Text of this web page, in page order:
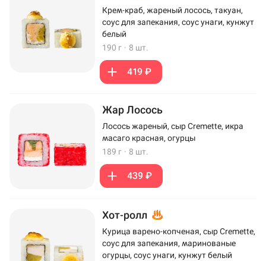
Крем-краб, жареный лосось, такуан,
соус для запекания, соус унаги, кунжут
белый
190 г · 8 шт.
419 ₽
Жар Лосось
Лосось жареный, сыр Cremette, икра
масаго красная, огурцы
189 г · 8 шт.
439 ₽
Хот-ролл
Курица варено-копченая, сыр Cremette,
соус для запекания, маринованые
огурцы, соус унаги, кунжут белый